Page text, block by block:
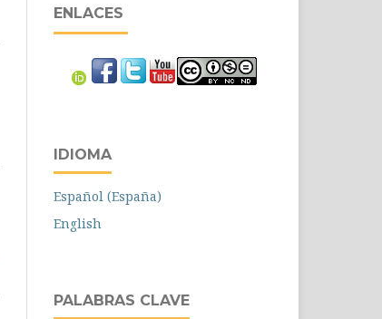
ENLACES
IDIOMA
Español (España)
English
PALABRAS CLAVE